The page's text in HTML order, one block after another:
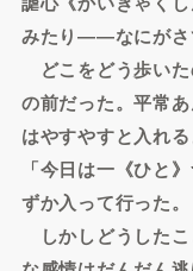
みたり――なにがさ
どこをどう歩い
の前だった。平常
はやすやすと入れる
「今日は一《ひと
ずか入って行った。
しかしどうした